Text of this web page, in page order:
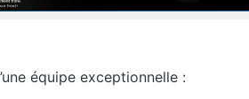
équipe exceptionnelle :